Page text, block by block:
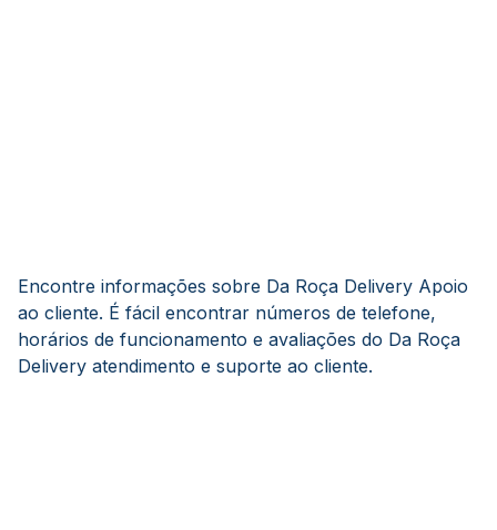
Encontre informações sobre Da Roça Delivery Apoio
ao cliente. É fácil encontrar números de telefone,
horários de funcionamento e avaliações do Da Roça
Delivery atendimento e suporte ao cliente.